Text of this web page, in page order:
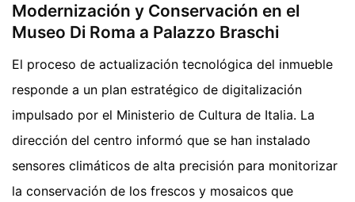
Modernización y Conservación en el
Museo Di Roma a Palazzo Braschi
El proceso de actualización tecnológica del inmueble
responde a un plan estratégico de digitalización
impulsado por el Ministerio de Cultura de Italia. La
dirección del centro informó que se han instalado
sensores climáticos de alta precisión para monitorizar
la conservación de los frescos y mosaicos que